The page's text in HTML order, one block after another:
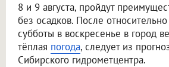
8 и 9 августа, пройдут
без осадков. После
субботы в воскресенье в город
тёплая погода, следует из
Сибирского гидрометцентра.